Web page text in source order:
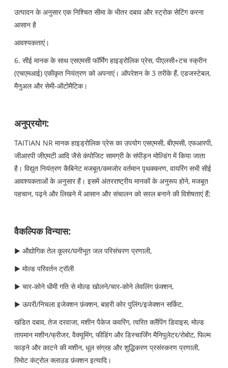
उत्पादन के अनुसार एक निश्चित सीमा के भीतर दबाव और स्ट्रोक सेटिंग करना
आसान है
आवश्यकताएं।
6. सीई मानक के साथ एसएमसी फॉर्मिंग हाइड्रोलिक प्रेस, पीएलसी+टच स्क्रीन
(एचएमआई) एकीकृत नियंत्रण को अपनाएं। ऑपरेशन के 3 तरीके हैं, एडजस्टेबल,
मैनुअल और सेमी-ऑटोमैटिक।
अनुप्रयोग:
TAITIAN NR मानक हाइड्रोलिक प्रेस का उपयोग एसएमसी, बीएमसी, एफआरपी,
जीआरपी जीएमटी आदि जैसे कंपोजिट सामग्री के संपीड़न मोल्डिंग में किया जाता
है। विद्युत नियंत्रण कैबिनेट मजबूत/कमजोर वर्तमान पृथक्करण, वायरिंग सभी सीई
आवश्यकताओं के अनुसार हैं। इसमें अंतरराष्ट्रीय मानकों के अनुरूप होने, मजबूत
पहचान, पढ़ने और लिखने में आसान और संचालन को सरल बनाने की विशेषताएं हैं;
वैकल्पिक विन्यास:
▶ औद्योगिक तेल कूलर/घनीभूत जल परिसंचरण प्रणाली,
▶ मोल्ड परिवर्तन ट्रॉली
▶ चार-कोने धीमी गति से मोल्ड खोलने/चार-कोने लेवलिंग फ़ंक्शन,
▶ ऊपरी/निचला इजेक्शन फ़ंक्शन, बाहरी कोर पुलिंग/इजेक्शन सर्किट,
खंडित दबाव, तेज दरवाजा, मशीन पैकेज कवरिंग, त्वरित क्लैंपिंग डिवाइस, मोल्ड
तापमान मशीन/फ्रीजर, वैक्यूमिंग, फीडिंग और डिस्चार्जिंग मैनिपुलेटर/रोबोट, फिल्म
फाड़ने और काटने की मशीन, धूल संग्रह और शुद्धिकरण प्रसंस्करण प्रणाली,
रिमोट कंट्रोल क्लाउड फ़ंक्शन इत्यादि।